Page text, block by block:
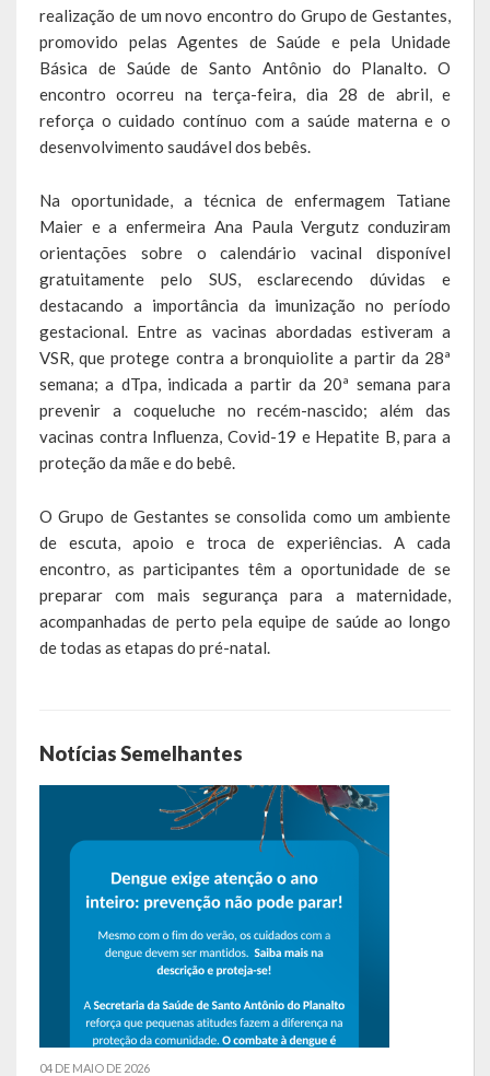
Cultura e Turismo
Calendário de Eventos
Galeria de Fotos
Conselhos Municipais
Planos
Contas Públicas
Demonstrativos Contábeis
Prestação de Contas
Leis Orçamentárias
Leis e Decretos
Relatório Circunstanciado
RPPS
RREO
Eleições Conselho Tutelar
Licitações
Transparência
Portal da Transparência
SIC
realização de um novo encontro do Grupo de Gestantes,
promovido pelas Agentes de Saúde e pela Unidade
Básica de Saúde de Santo Antônio do Planalto. O
encontro ocorreu na terça-feira, dia 28 de abril, e
reforça o cuidado contínuo com a saúde materna e o
desenvolvimento saudável dos bebês.
Na oportunidade, a técnica de enfermagem Tatiane
Maier e a enfermeira Ana Paula Vergutz conduziram
orientações sobre o calendário vacinal disponível
gratuitamente pelo SUS, esclarecendo dúvidas e
destacando a importância da imunização no período
gestacional. Entre as vacinas abordadas estiveram a
VSR, que protege contra a bronquiolite a partir da 28ª
semana; a dTpa, indicada a partir da 20ª semana para
prevenir a coqueluche no recém-nascido; além das
vacinas contra Influenza, Covid-19 e Hepatite B, para a
proteção da mãe e do bebê.
O Grupo de Gestantes se consolida como um ambiente
de escuta, apoio e troca de experiências. A cada
encontro, as participantes têm a oportunidade de se
preparar com mais segurança para a maternidade,
acompanhadas de perto pela equipe de saúde ao longo
de todas as etapas do pré-natal.
Notícias Semelhantes
04 DE MAIO DE 2026